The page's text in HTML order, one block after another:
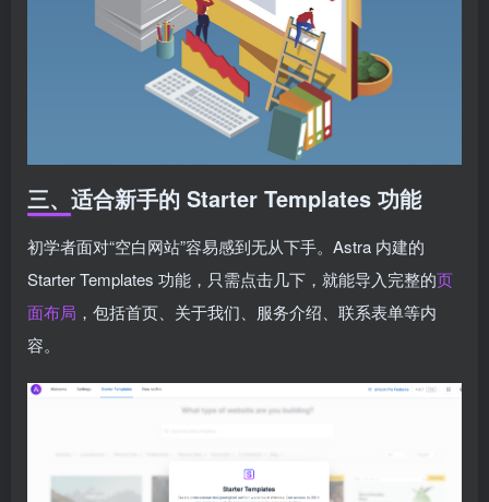
三、适合新手的 Starter Templates 功能
初学者面对“空白网站”容易感到无从下手。Astra 内建的
Starter Templates 功能，只需点击几下，就能导入完整的页
面布局 ，包括首页、关于我们、服务介绍、联系表单等内
容。